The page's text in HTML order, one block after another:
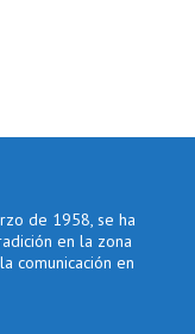
de 1958, se ha
en la zona
comunicación en